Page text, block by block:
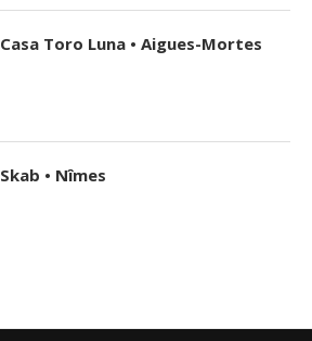
Casa Toro Luna • Aigues-Mortes
Skab • Nîmes